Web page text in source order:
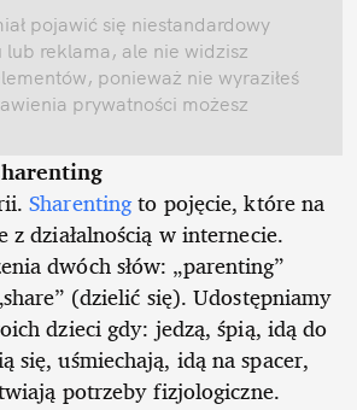
pojawić się niestandardowy
lub reklama, ale nie widzisz
ponieważ nie wyraziłeś
prywatności możesz
Sharentingto pojęcie, które na
z działalnością w internecie.
dwóch słów: „parenting”
(dzielić się). Udostępniamy
dzieci gdy: jedzą, śpią, idą do
się, uśmiechają, idą na spacer,
potrzeby fizjologiczne.